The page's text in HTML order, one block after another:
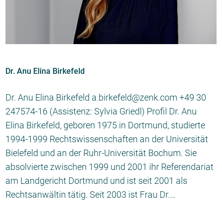
Dr. Anu Elina Birkefeld
Dr. Anu Elina Birkefeld a.birkefeld@zenk.com +49 30
247574-16 (Assistenz: Sylvia Griedl) Profil Dr. Anu
Elina Birkefeld, geboren 1975 in Dortmund, studierte
1994-1999 Rechtswissenschaften an der Universität
Bielefeld und an der Ruhr-Universität Bochum. Sie
absolvierte zwischen 1999 und 2001 ihr Referendariat
am Landgericht Dortmund und ist seit 2001 als
Rechtsanwältin tätig. Seit 2003 ist Frau Dr.…